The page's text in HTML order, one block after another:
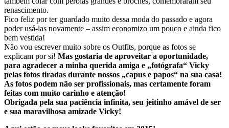
renascimento.
Fico feliz por ter guardado muito dessa moda do passado e agora
poder usá-las novamente – assim economizo um pouco e ainda fico
bem vestida!
Não vou escrever muito sobre os Outfits, porque as fotos se
explicam por si! Mas gostaria de aproveitar a oportunidade,
para agradecer a minha querida amiga e „fotógrafa“ Vicky
pelas fotos tiradas durante nossos „capus e papos“ na sua casa!
As fotos podem não ser profissionais, mas certamente foram
feitas com muito carinho e atenção!
Obrigada pela sua paciência infinita, seu jeitinho amável de ser
e sua maravilhosa amizade Vicky!